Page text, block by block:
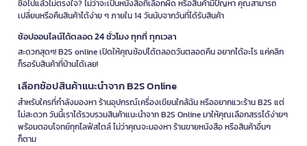
ซื้อไปแล้วไม่ตรงใจ? ไม่ว่าจะเป็นหนังสือที่เลือกผิด หรือสินค้ามีปัญหา คุณสามารถ
เปลี่ยนหรือคืนสินค้าได้ง่าย ๆ ภายใน 14 วันนับจากวันที่ได้รับสินค้า
ช้อปออนไลน์ได้ตลอด 24 ชั่วโมง ทุกที่ ทุกเวลา
สะดวกสุดๆ! B2S online เปิดให้คุณช้อปได้ตลอดวันตลอดคืน อยากได้อะไร แค่คลิก
ก็รอรับสินค้าที่บ้านได้เลย!
เลือกช้อปสินค้าแนะนำจาก B2S Online
สำหรับใครที่กำลังมองหา ร้านอุปกรณ์เครื่องเขียนใกล้ฉัน หรืออยากแวะร้าน B2S แต่
ไม่สะดวก วันนี้เราได้รวบรวมสินค้าแนะนำจาก B2S Online มาให้คุณเลือกสรรได้ง่ายๆ
พร้อมตอบโจทย์ทุกไลฟ์สไตล์ ไม่ว่าคุณจะมองหา ร้านขายหนังสือ หรือสินค้าอื่นๆ
ก็ตาม